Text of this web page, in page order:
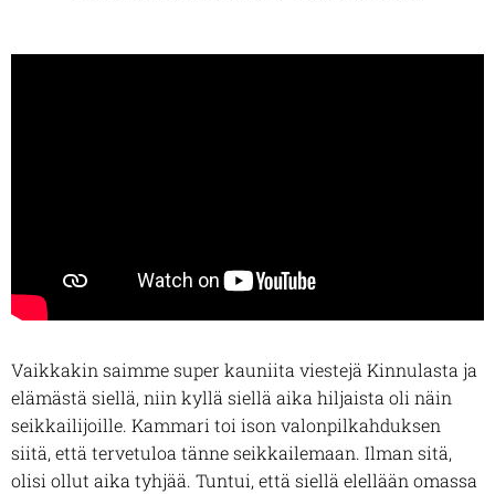
Vaikkakin saimme super kauniita viestejä Kinnulasta ja
elämästä siellä, niin kyllä siellä aika hiljaista oli näin
seikkailijoille. Kammari toi ison valonpilkahduksen
siitä, että tervetuloa tänne seikkailemaan. Ilman sitä,
olisi ollut aika tyhjää. Tuntui, että siellä elellään omassa